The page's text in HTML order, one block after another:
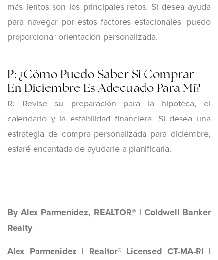
más lentos son los principales retos. Si desea ayuda
para navegar por estos factores estacionales, puedo
proporcionar orientación personalizada.
P: ¿Cómo Puedo Saber Si Comprar
En Diciembre Es Adecuado Para Mí?
R: Revise su preparación para la hipoteca, el
calendario y la estabilidad financiera. Si desea una
estrategia de compra personalizada para diciembre,
estaré encantada de ayudarle a planificarla.
By Alex Parmenidez, REALTOR® | Coldwell Banker
Realty
Alex Parmenidez | Realtor® Licensed CT-MA-RI |